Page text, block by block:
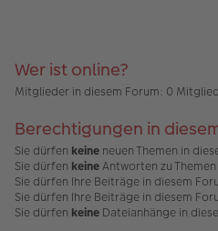
g
Wer ist online?
Mitglieder in diesem Forum: 0
Berechtigungen in
Sie dürfen keine neuen Themen in
Sie dürfen keineAntworten zu
Sie dürfen Ihre Beiträge in diesem
Sie dürfen Ihre Beiträge in diesem
Sie dürfen keine Dateianhänge in